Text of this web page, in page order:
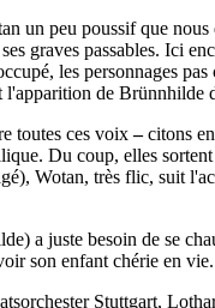
un peu poussif que
graves passables. Ici
les personnages
de
toutes ces voix–citons
Du coup, elles
Wotan, très flic, suit
a juste besoin de se
son enfant chérie en
Stuttgart,